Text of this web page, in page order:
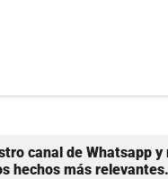
canal de Whatsapp
hechos más relevantes.